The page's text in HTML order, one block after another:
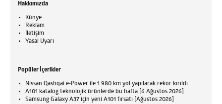
Hakkımızda
Künye
Reklam
İletişim
Yasal Uyarı
Popüler İçerikler
Nissan Qashqai e-Power ile 1.980 km yol yapılarak rekor kırıldı
A101 katalog teknolojik ürünlerde bu hafta [6 Ağustos 2026]
Samsung Galaxy A37 için yeni A101 fırsatı [Ağustos 2026]